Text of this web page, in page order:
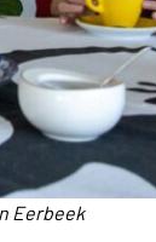
Eerbeek